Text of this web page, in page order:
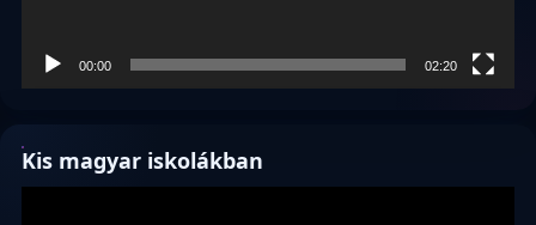
00:00 02:20
Kis magyar iskolákban